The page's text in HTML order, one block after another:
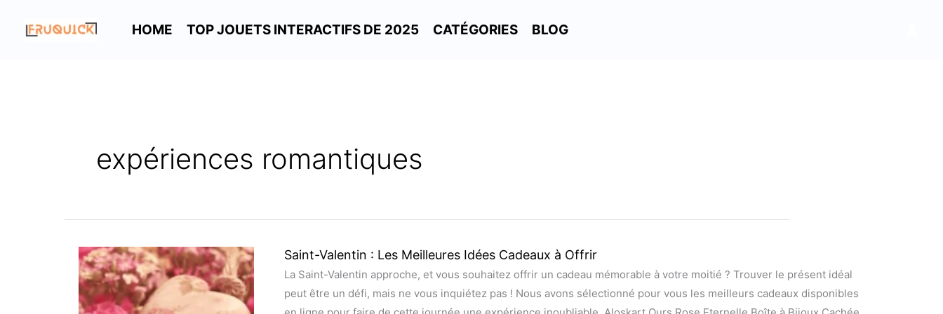
HOME TOP JOUETS INTERACTIFS DE 2025 CATÉGORIES BLOG
expériences romantiques
Saint-Valentin : Les Meilleures Idées Cadeaux à Offrir
La Saint-Valentin approche, et vous souhaitez offrir un cadeau mémorable à votre moitié ? Trouver le présent idéal
peut être un défi, mais ne vous inquiétez pas ! Nous avons sélectionné pour vous les meilleurs cadeaux disponibles
Saint-
Valentin
: